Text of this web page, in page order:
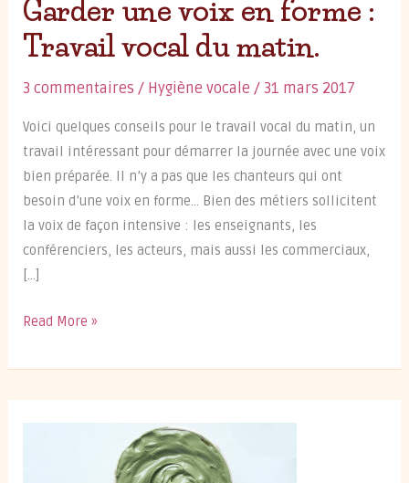
Garder une voix en forme :
Travail vocal du matin.
3 commentaires / Hygiène vocale /31 mars 2017
Voici quelques conseils pour le travail vocal du matin, un
travail intéressant pour démarrer la journée avec une voix
bien préparée. Il n’y a pas que les chanteurs qui ont
besoin d’une voix en forme… Bien des métiers sollicitent
la voix de façon intensive : les enseignants, les
conférenciers, les acteurs, mais aussi les commerciaux,
[…]
Garder
voix
Read More »